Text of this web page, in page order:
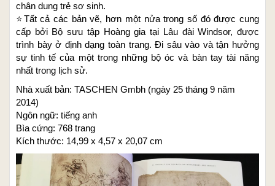
chân dung trẻ sơ sinh.
⭐️Tất cả các bản vẽ, hơn một nửa trong số đó được cung
cấp bởi Bộ sưu tập Hoàng gia tại Lâu đài Windsor, được
trình bày ở định dạng toàn trang. Đi sâu vào và tận hưởng
sự tinh tế của một trong những bộ óc và bàn tay tài năng
nhất trong lịch sử.
Nhà xuất bản: TASCHEN Gmbh (ngày 25 tháng 9 năm
2014)
Ngôn ngữ: tiếng anh
Bìa cứng: 768 trang
Kích thước: 14,99 x 4,57 x 20,07 cm